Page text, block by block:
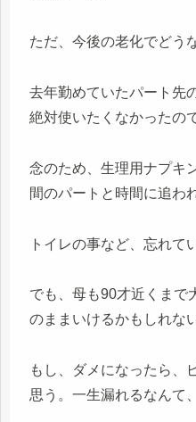
ただ、今後の老化でどう
去年勤めていたパート先
絶対使いたくなかったので
念のため、生理用ナプキ
間のパートと時間に追わ
トイレの事など、忘れて
でも、母も90才近くまで
のままいけるかもしれない
もし、ダメになったら、
思う。一生漏れるなんて